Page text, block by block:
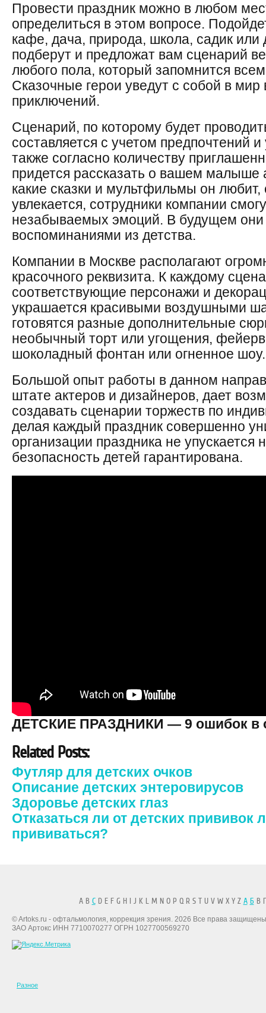
Провести праздник можно в любом
определиться в этом вопросе.
кафе, дача, природа, школа, садик или
подберут и предложат вам сценарий
любого пола, который запомнится
Сказочные герои уведут с собой в
приключений.
Сценарий, по которому будет
составляется с учетом предпочтений
также согласно количеству
придется рассказать о вашем малыше
какие сказки и мультфильмы он
увлекается, сотрудники компании
незабываемых эмоций. В будущем
воспоминаниями из детства.
Компании в Москве располагают
красочного реквизита. К каждому
соответствующие персонажи и
украшается красивыми воздушными
готовятся разные дополнительные
необычный торт или угощения,
шоколадный фонтан или огненное шоу.
Большой опыт работы в данном
штате актеров и дизайнеров, дает
создавать сценарии торжеств по
делая каждый праздник совершенно
организации праздника не упускается
безопасность детей гарантирована.
ДЕТСКИЕ ПРАЗДНИКИ — 9 ошибок в
Related Posts:
Футляр для детских очков
Описание детских энтеровирусов
Здоровье детских глаз
Отказаться ли от детских прививок
прививаться?
A B CD E F G H I J K L M N O P Q R S T U V W X Y Z А БВ
© Artoks.ru - офтальмология, коррекция зрения. 2026 Все права
ЗАО Артокс ИНН 7710070277 ОГРН 1027700569270
Разное